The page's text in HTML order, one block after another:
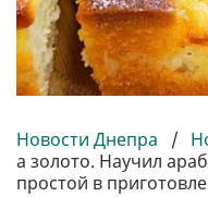
Новости Днепра /
а золото. Научил
простой в